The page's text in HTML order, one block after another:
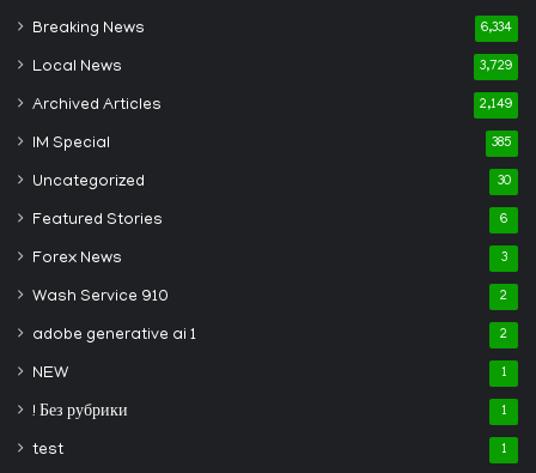
Breaking News 6,334
Local News 3,729
Archived Articles 2,149
IM Special 385
Uncategorized 30
Featured Stories 6
Forex News 3
Wash Service 910 2
adobe generative ai 1 2
NEW 1
! Без рубрики 1
test 1